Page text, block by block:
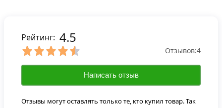
Рейтинг: 4.5
Отзывов:4
Написать отзыв
Отзывы могут оставлять только те, кто купил товар. Так